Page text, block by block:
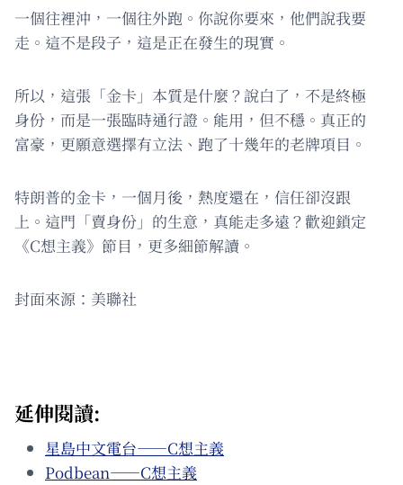
一個往裡沖，一個往外跑。你說你要來，他們說我要
走。這不是段子，這是正在發生的現實。
所以，這張「金卡」本質是什麼？說白了，不是終極
身份，而是一張臨時通行證。能用，但不穩。真正的
富豪，更願意選擇有立法、跑了十幾年的老牌項目。
特朗普的金卡，一個月後，熱度還在，信任卻沒跟
上。這門「賣身份」的生意，真能走多遠？歡迎鎖定
《C想主義》節目，更多細節解讀。
封面來源：美聯社
延伸閱讀:
星島中文電台——C想主義
Podbean——C想主義